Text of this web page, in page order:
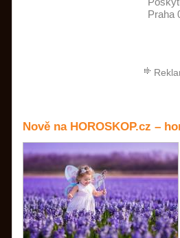
Praha
Nově na HOROSKOP.cz –